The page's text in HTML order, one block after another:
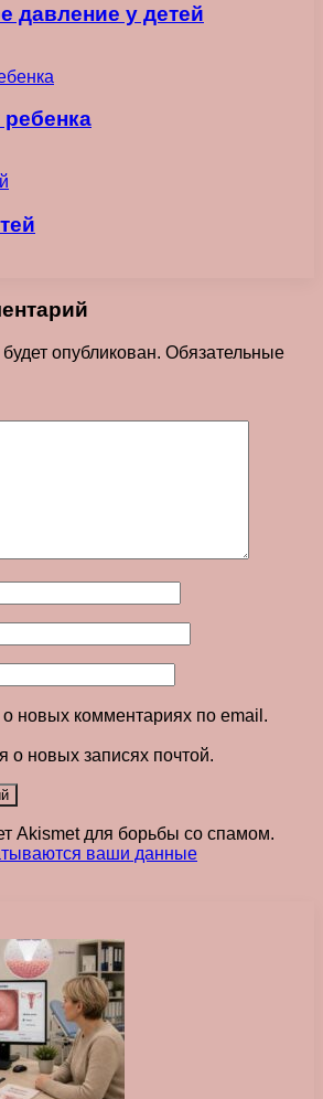
давление у детей
ребенка
опубликован. Обязательные
новых комментариях по email.
о новых записях почтой.
Akismet для борьбы со спамом.
ваши данные